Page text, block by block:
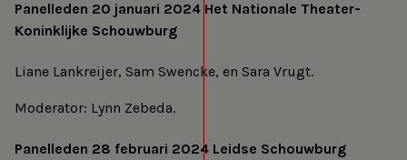
Panelleden 20 januari 2024 Het Nationale Theater-
Koninklijke Schouwburg
Liane Lankreijer, Sam Swencke, en Sara Vrugt.
Moderator: Lynn Zebeda.
Panelleden 28 februari 2024 Leidse Schouwburg